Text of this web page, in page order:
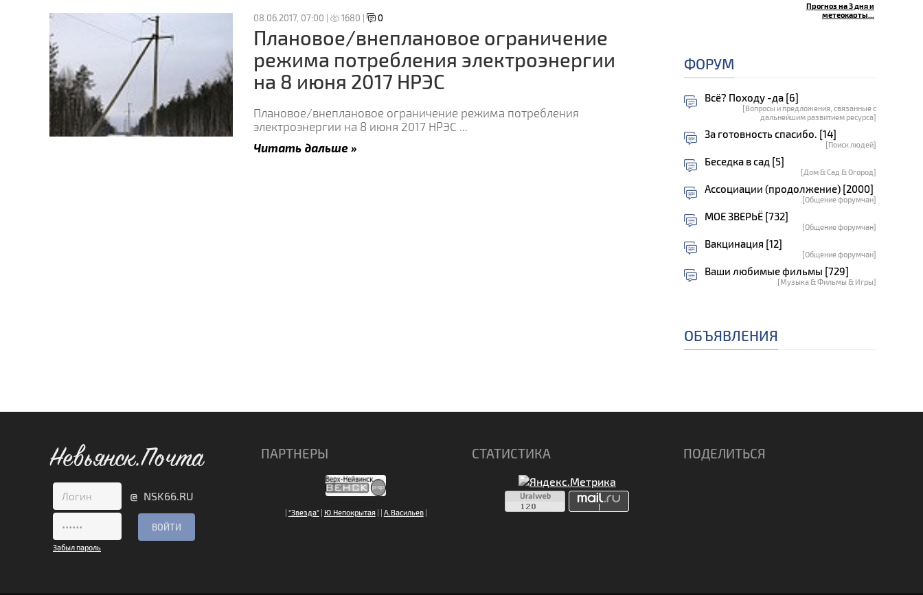
08.06.2017, 07:00 | 1680 | 0
Плановое/внеплановое ограничение
режима потребления электроэнергии
на 8 июня 2017 НРЭС
Плановое/внеплановое ограничение режима потребления
электроэнергии на 8 июня 2017 НРЭС ...
Читать дальше »
Прогноз на 3 дня и
метеокарты...
ФОРУМ
Всё? Походу -да [6]
[Вопросы и предложения, связанные с
дальнейшим развитием ресурса]
За готовность спасибо. [14]
[Поиск людей]
Беседка в сад [5]
[Дом & Сад & Огород]
Ассоциации (продолжение) [2000]
[Общение форумчан]
МОЕ ЗВЕРЬЁ [732]
[Общение форумчан]
Вакцинация [12]
[Общение форумчан]
Ваши любимые фильмы [729]
[Музыка & Фильмы & Игры]
ОБЪЯВЛЕНИЯ
Невьянск.Почта
@ NSK66.RU
Забыл пароль
ПАРТНЕРЫ
| "Звезда"| Ю.Непокрытая| | А.Васильев|
СТАТИСТИКА ПОДЕЛИТЬСЯ